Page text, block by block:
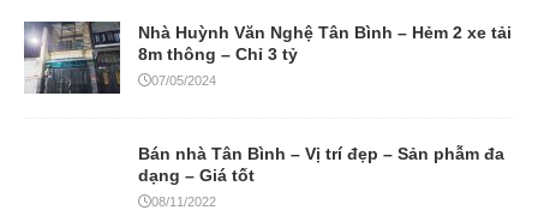
Nhà Huỳnh Văn Nghệ Tân Bình – Hẻm 2 xe tải
8m thông – Chỉ 3 tỷ
07/05/2024
Bán nhà Tân Bình – Vị trí đẹp – Sản phẫm đa
dạng – Giá tốt
08/11/2022